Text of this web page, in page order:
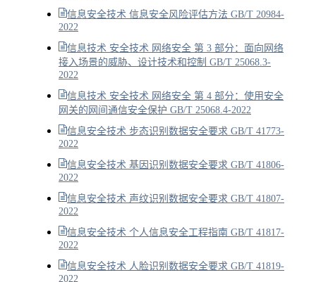
信息安全技术 信息安全风险评估方法 GB/T 20984-
2022
信息技术 安全技术 网络安全 第 3 部分：面向网络
接入场景的威胁、设计技术和控制 GB/T 25068.3-
2022
信息技术 安全技术 网络安全 第 4 部分：使用安全
网关的网间通信安全保护 GB/T 25068.4-2022
信息安全技术 步态识别数据安全要求 GB/T 41773-
2022
信息安全技术 基因识别数据安全要求 GB/T 41806-
2022
信息安全技术 声纹识别数据安全要求 GB/T 41807-
2022
信息安全技术 个人信息安全工程指南 GB/T 41817-
2022
信息安全技术 人脸识别数据安全要求 GB/T 41819-
2022